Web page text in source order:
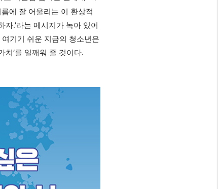
름에 잘 어울리는 이 환상적
자.’라는 메시지가 녹아 있어
기기 쉬운 지금의 청소년은
치’를 일깨워 줄 것이다.